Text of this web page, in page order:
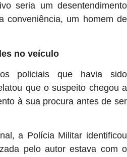
seria um desentendimento
conveniência, um homem de
no veículo
policiais que havia sido
que o suspeito chegou a
à sua procura antes de ser
a Polícia Militar identificou
pelo autor estava com o